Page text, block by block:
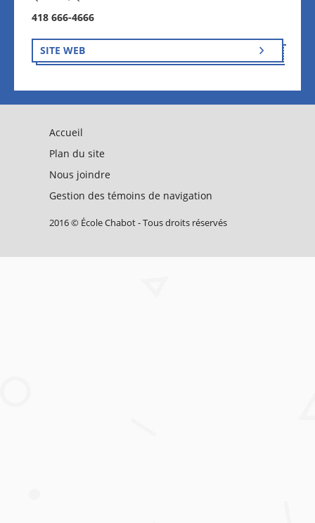
418 666-4666
SITE WEB
Accueil
Plan du site
Nous joindre
Gestion des témoins de navigation
2016 © École Chabot - Tous droits réservés